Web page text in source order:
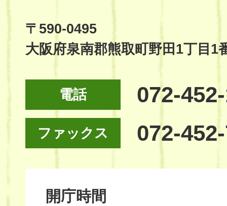
Site
〒590-0495
大阪府泉南郡熊取町野田1丁目1
電話 072-
ファックス 072-
開庁時間